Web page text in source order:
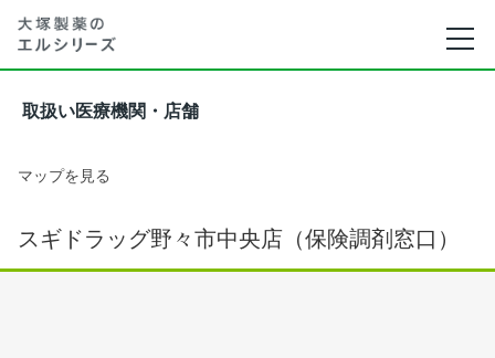
取扱い医療機関・店舗
マップを見る
スギドラッグ野々市中央店（保険調剤窓口）